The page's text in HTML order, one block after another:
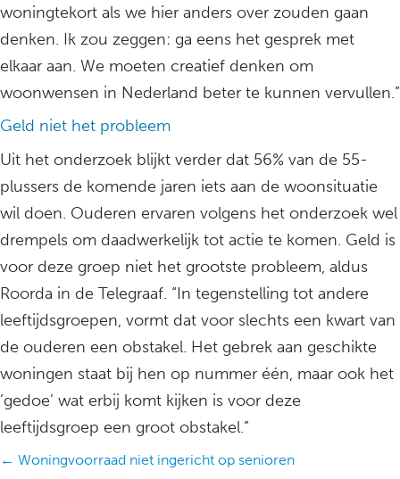
woningtekort als we hier anders over zouden gaan
denken. Ik zou zeggen: ga eens het gesprek met
elkaar aan. We moeten creatief denken om
woonwensen in Nederland beter te kunnen vervullen.”
Geld niet het probleem
Uit het onderzoek blijkt verder dat 56% van de 55-
plussers de komende jaren iets aan de woonsituatie
wil doen. Ouderen ervaren volgens het onderzoek wel
drempels om daadwerkelijk tot actie te komen. Geld is
voor deze groep niet het grootste probleem, aldus
Roorda in de Telegraaf. “In tegenstelling tot andere
leeftijdsgroepen, vormt dat voor slechts een kwart van
de ouderen een obstakel. Het gebrek aan geschikte
woningen staat bij hen op nummer één, maar ook het
’gedoe’ wat erbij komt kijken is voor deze
leeftijdsgroep een groot obstakel.”
Posts
← Woningvoorraad niet ingericht op senioren